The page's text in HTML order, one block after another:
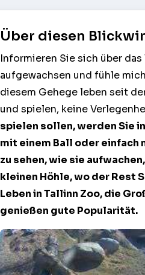
Über diesen
Informieren Sie sich über
aufgewachsen und fühle
diesem Gehege leben seit
und spielen, keine
spielen sollen, werden Sie
mit einem Ball oder einfach
zu sehen, wie sie
kleinen Höhle, wo der Rest
Leben in Tallinn Zoo, die
genießen gute Popularität.